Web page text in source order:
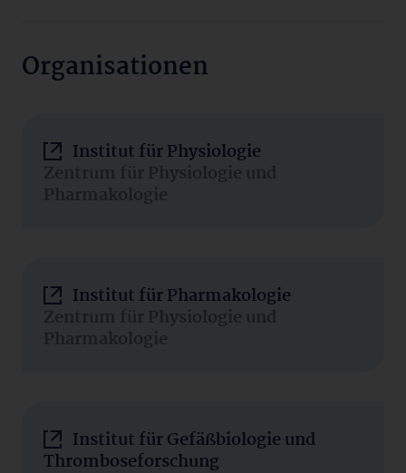
Organisationen
Institut für Physiologie
Zentrum für Physiologie und
Pharmakologie
Institut für Pharmakologie
Zentrum für Physiologie und
Pharmakologie
Institut für Gefäßbiologie und
Thromboseforschung